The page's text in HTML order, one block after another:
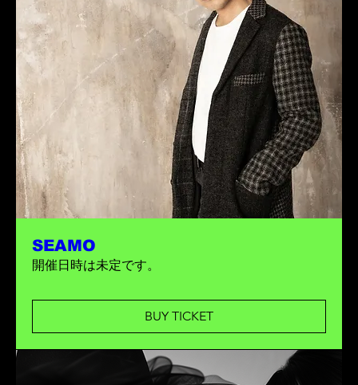
SEAMO
開催日時は未定です。
BUY TICKET